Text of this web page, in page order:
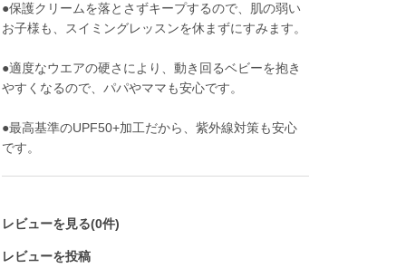
●保護クリームを落とさずキープするので、肌の弱い
お子様も、スイミングレッスンを休まずにすみます。
●適度なウエアの硬さにより、動き回るベビーを抱き
やすくなるので、パパやママも安心です。
●最高基準のUPF50+加工だから、紫外線対策も安心
です。
レビューを見る(0件)
レビューを投稿